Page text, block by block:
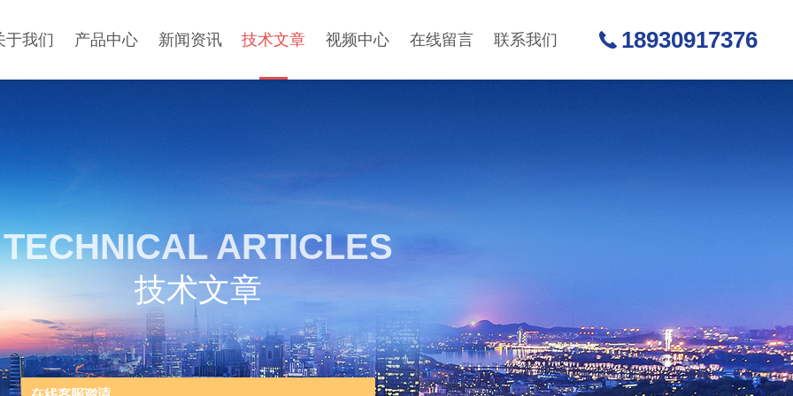
于我们 产品中心 新闻资讯 技术文章 视频中心 在线留言 联系我们 18930917376
TECHNICAL ARTICLES
技术文章